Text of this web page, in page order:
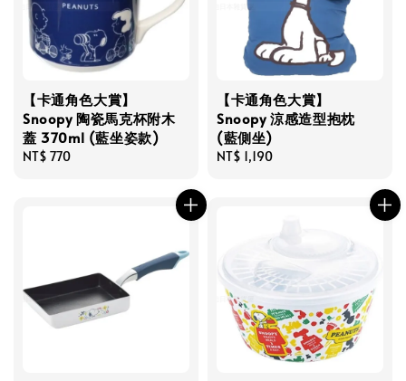
【卡通角色大賞】
Snoopy 陶瓷馬克杯附木
蓋 370ml (藍坐姿款)
Regular
NT$ 770
【卡通角色大賞】
Snoopy 涼感造型抱枕
(藍側坐)
Regular
NT$ 1,190